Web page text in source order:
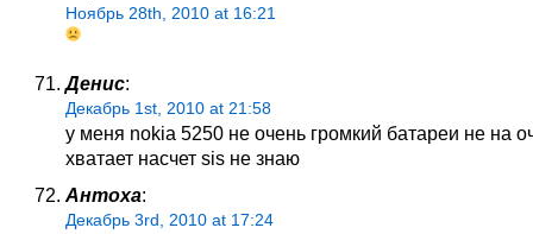
Ноябрь 28th, 2010 at 16:21
Денис:
Декабрь 1st, 2010 at 21:58
у меня nokia 5250 не очень громкий батареи не на
хватает насчет sis не знаю
Антоха:
Декабрь 3rd, 2010 at 17:24